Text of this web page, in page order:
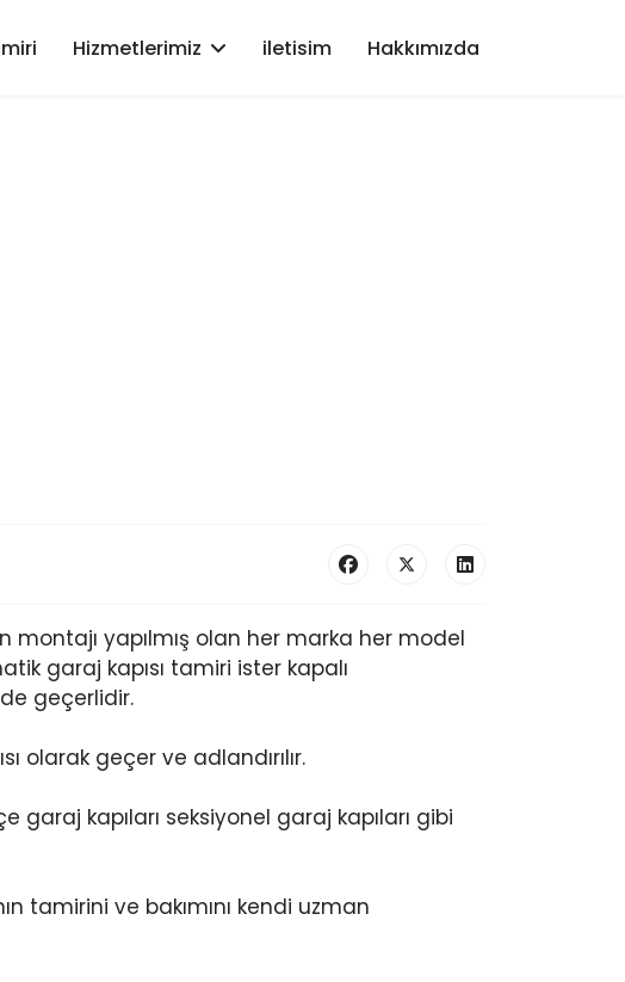
Hizmetlerimiz iletisim Hakkımızda
yapılmış olan her marka her model
garaj kapısı tamiri ister kapalı
geçerlidir.
olarak geçer ve adlandırılır.
garaj kapıları seksiyonel garaj kapıları gibi
tamirini ve bakımını kendi uzman